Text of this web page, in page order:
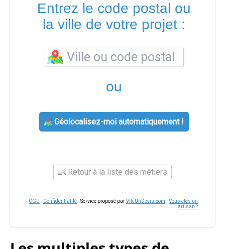
Entrez le code postal ou
la ville de votre projet :
ou
Géolocalisez-moi automatiquement !
Retour à la liste des métiers
CGU - Confidentialité- Service proposé parViteUnDevis.com -Vous êtes un
artisan ?